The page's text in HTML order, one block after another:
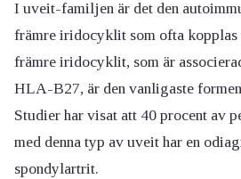
I uveit-familjen är det den
främre iridocyklit som ofta
främre iridocyklit, som är
HLA-B27, är den vanligaste
Studier har visat att 40 procent av
med denna typ av uveit har en
spondylartrit.